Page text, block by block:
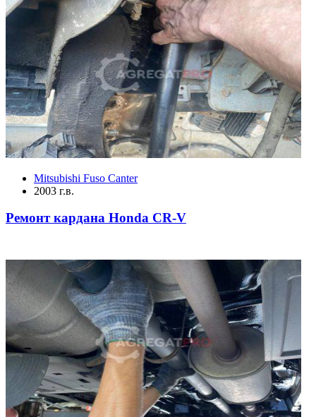
Mitsubishi Fuso Canter
2003 г.в.
Ремонт кардана Honda CR-V